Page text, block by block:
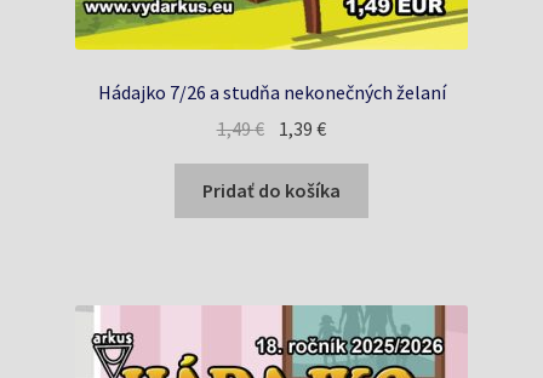
Hádajko 7/26 a studňa nekonečných želaní
1,49€ Pôvodná
cena
bola:
1,49 €.
1,39€Aktuálna
cena
je:
1,39 €.
Pridať do košíka